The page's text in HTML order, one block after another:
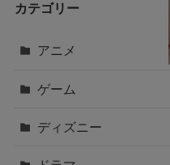
カテゴリー
アニメ
ゲーム
ディズニー